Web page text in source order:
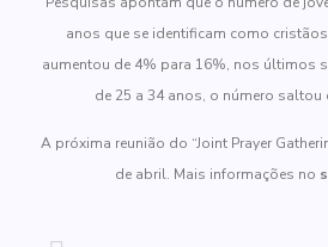
anos que se identificam como
aumentou de 4% para 16%, nos últimos
de 25 a 34 anos, o número saltou
A próxima reunião do “Joint Prayer
de abril. Mais informações no